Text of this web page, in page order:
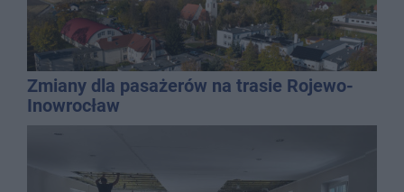
Zmiany dla pasażerów na trasie Rojewo-
Inowrocław